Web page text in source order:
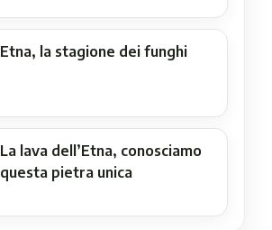
Etna, la stagione dei funghi
La lava dell’Etna, conosciamo
questa pietra unica